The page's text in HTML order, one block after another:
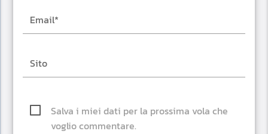
Salva i miei dati per la prossima vola che
voglio commentare.